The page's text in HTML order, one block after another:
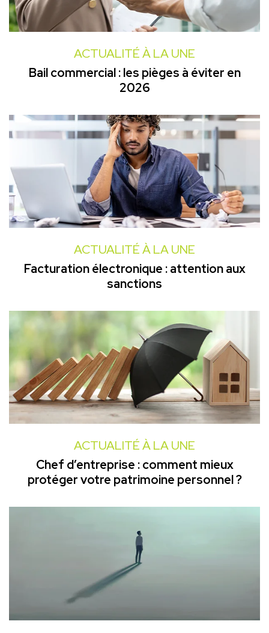
ACTUALITÉ À LA UNE
Bail commercial : les pièges à éviter en
2026
ACTUALITÉ À LA UNE
Facturation électronique : attention aux
sanctions
ACTUALITÉ À LA UNE
Chef d’entreprise : comment mieux
protéger votre patrimoine personnel ?